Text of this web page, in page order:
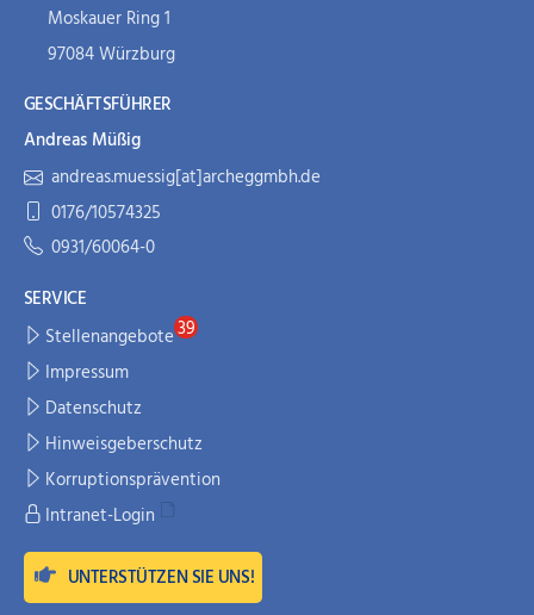
Moskauer Ring 1
97084 Würzburg
UNTERSTÜTZEN SIE UNS!
GESCHÄFTSFÜHRER
Andreas Müßig
andreas.muessig[at]archeggmbh.de
0176/10574325
0931/60064-0
SERVICE
Stellenangebote
Impressum
Datenschutz
Hinweisgeberschutz
Korruptionsprävention
Intranet-Login